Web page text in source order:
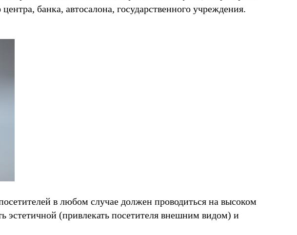
банка, автосалона, государственного учреждения.
в любом случае должен проводиться на высоком
эстетичной (привлекать посетителя внешним видом) и